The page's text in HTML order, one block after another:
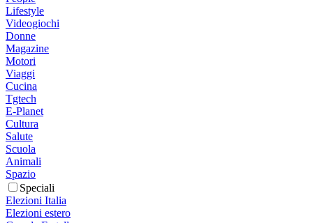
Lifestyle
Videogiochi
Donne
Magazine
Motori
Viaggi
Cucina
Tgtech
E-Planet
Cultura
Salute
Scuola
Animali
Spazio
Speciali
Elezioni Italia
Elezioni estero